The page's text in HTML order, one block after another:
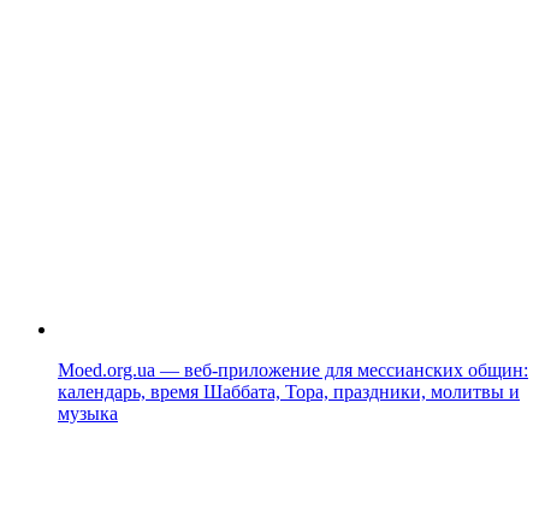
Moed.org.ua — веб-приложение для мессианских общин:
календарь, время Шаббата, Тора, праздники, молитвы и
музыка